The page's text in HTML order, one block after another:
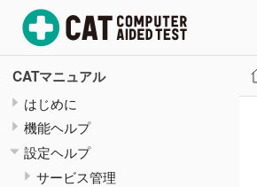
CATマニュアル
はじめに
機能ヘルプ
設定ヘルプ
サービス管理